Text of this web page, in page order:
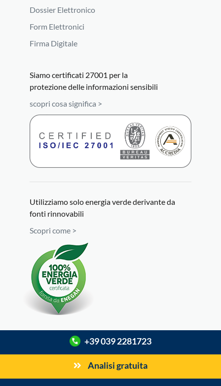
Dossier Elettronico
Form Elettronici
Firma Digitale
Siamo certificati 27001 per la
protezione delle informazioni sensibili
scopri cosa significa >
Utilizziamo solo energia verde derivante da
fonti rinnovabili
Scopri come >
+39 039 2281723
Analisi gratuita